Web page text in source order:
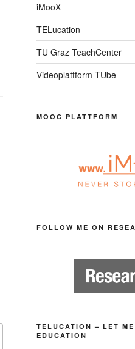
iMooX
TELucation
TU Graz TeachCenter
Videoplattform TUbe
MOOC PLATTFORM
FOLLOW ME ON
TELUCATION – LET
EDUCATION